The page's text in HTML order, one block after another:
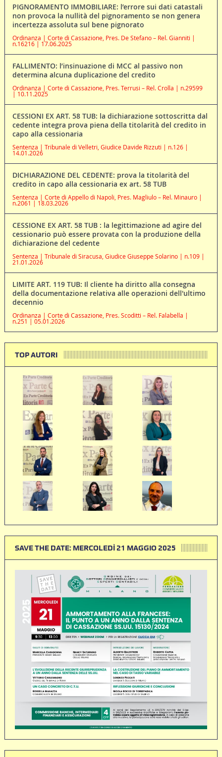
PIGNORAMENTO IMMOBILIARE: l’errore sui dati catastali
non provoca la nullità del pignoramento se non genera
incertezza assoluta sul bene pignorato
Ordinanza | Corte di Cassazione, Pres. De Stefano – Rel. Gianniti |
n.16216 | 17.06.2025
FALLIMENTO: l’insinuazione di MCC al passivo non
determina alcuna duplicazione del credito
Ordinanza | Corte di Cassazione, Pres. Terrusi – Rel. Crolla | n.29599
| 10.11.2025
CESSIONI EX ART. 58 TUB: la dichiarazione sottoscritta dal
cedente integra prova piena della titolarità del credito in
capo alla cessionaria
Sentenza | Tribunale di Velletri, Giudice Davide Rizzuti | n.126 |
14.01.2026
DICHIARAZIONE DEL CEDENTE: prova la titolarità del
credito in capo alla cessionaria ex art. 58 TUB
Sentenza | Corte di Appello di Napoli, Pres. Magliulo – Rel. Minauro |
n.2061 | 18.03.2026
CESSIONE EX ART. 58 TUB : la legittimazione ad agire del
cessionario può essere provata con la produzione della
dichiarazione del cedente
Sentenza | Tribunale di Siracusa, Giudice Giuseppe Solarino | n.109 |
21.01.2026
LIMITE ART. 119 TUB: Il cliente ha diritto alla consegna
della documentazione relativa alle operazioni dell'ultimo
decennio
Ordinanza | Corte di Cassazione, Pres. Scoditti – Rel. Falabella |
n.251 | 05.01.2026
TOP AUTORI
SAVE THE DATE: MERCOLEDÌ 21 MAGGIO 2025